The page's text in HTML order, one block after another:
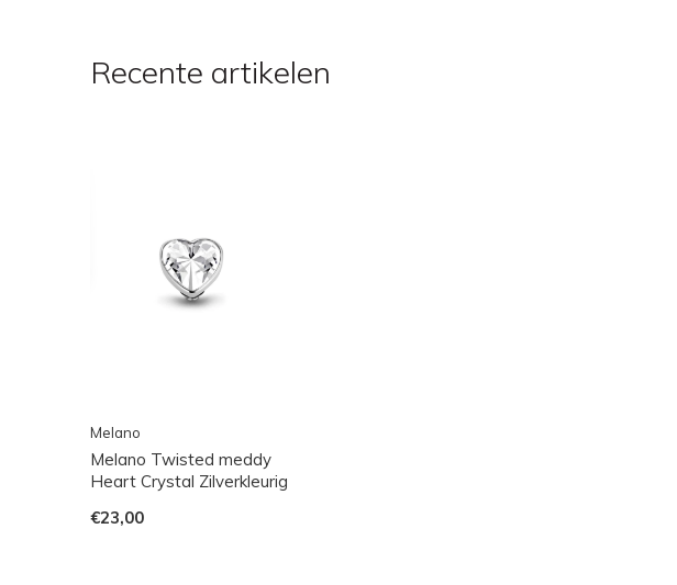
Recente artikelen
Melano
Melano Twisted meddy
Heart Crystal Zilverkleurig
€23,00